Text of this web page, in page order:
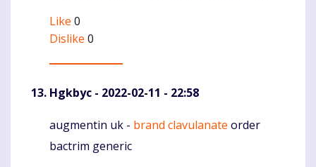
Like 0
Dislike 0
Hgkbyc - 2022-02-11 - 22:58
Komentaras
augmentin uk - brand clavulanate order
bactrim generic